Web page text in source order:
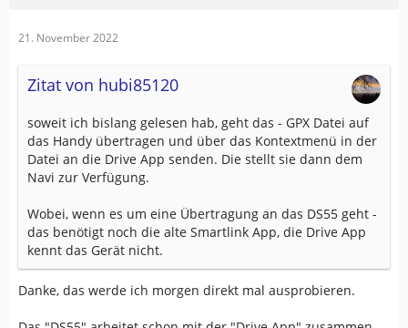
21. November 2022
Zitat von hubi85120
soweit ich bislang gelesen hab, geht das - GPX Datei auf
das Handy übertragen und über das Kontextmenü in der
Datei an die Drive App senden. Die stellt sie dann dem
Navi zur Verfügung.
Wobei, wenn es um eine Übertragung an das DS55 geht -
das benötigt noch die alte Smartlink App, die Drive App
kennt das Gerät nicht.
Danke, das werde ich morgen direkt mal ausprobieren.